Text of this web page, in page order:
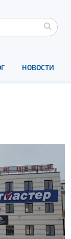
НОВОСТИ